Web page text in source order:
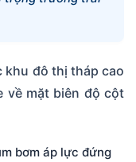
khu đô thị tháp cao
về mặt biên độ cột
bơm áp lực đứng